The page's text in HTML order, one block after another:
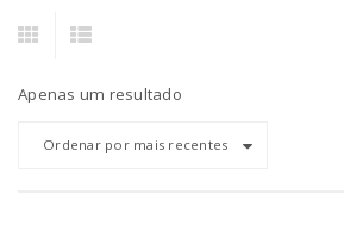
Apenas um resultado
Ordenar por mais recentes